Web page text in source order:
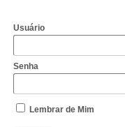
Usuário
Senha
Lembrar de Mim